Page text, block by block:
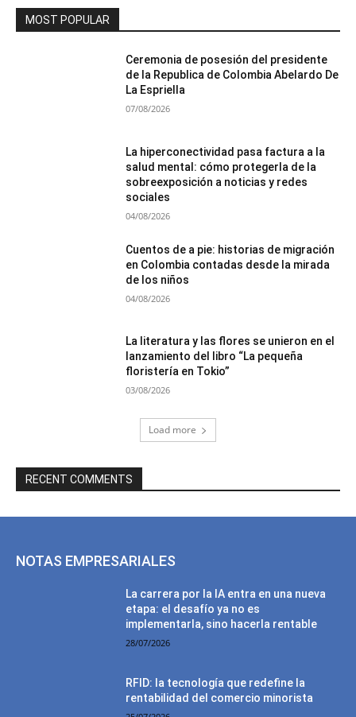
MOST POPULAR
Ceremonia de posesión del presidente
de la Republica de Colombia Abelardo De
La Espriella
07/08/2026
La hiperconectividad pasa factura a la
salud mental: cómo protegerla de la
sobreexposición a noticias y redes
sociales
04/08/2026
Cuentos de a pie: historias de migración
en Colombia contadas desde la mirada
de los niños
04/08/2026
La literatura y las flores se unieron en el
lanzamiento del libro “La pequeña
floristería en Tokio”
03/08/2026
Load more
RECENT COMMENTS
NOTAS EMPRESARIALES
La carrera por la IA entra en una nueva
etapa: el desafío ya no es
implementarla, sino hacerla rentable
28/07/2026
RFID: la tecnología que redefine la
rentabilidad del comercio minorista